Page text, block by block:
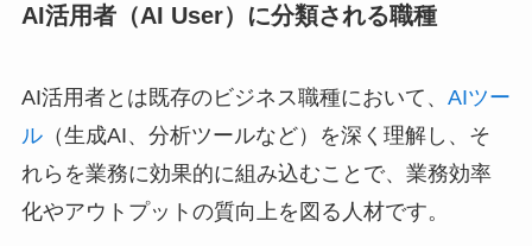
AI活用者（AI User）に分類される職種
AI活用者とは既存のビジネス職種において、 AIツー
ル（生成AI、分析ツールなど）を深く理解し、そ
れらを業務に効果的に組み込むことで、業務効率
化やアウトプットの質向上を図る人材です。